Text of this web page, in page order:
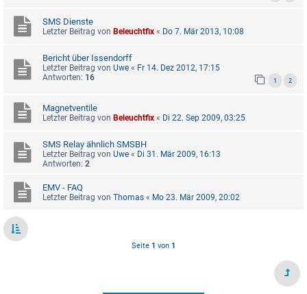
SMS Dienste
Letzter Beitrag von Beleuchtfix « Do 7. Mär 2013, 10:08
Bericht über Issendorff
Letzter Beitrag von Uwe « Fr 14. Dez 2012, 17:15
Antworten: 16 1 2
Magnetventile
Letzter Beitrag von Beleuchtfix « Di 22. Sep 2009, 03:25
SMS Relay ähnlich SMSBH
Letzter Beitrag von Uwe « Di 31. Mär 2009, 16:13
Antworten: 2
EMV - FAQ
Letzter Beitrag von Thomas « Mo 23. Mär 2009, 20:02
Seite 1 von 1